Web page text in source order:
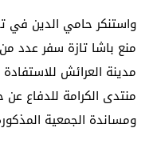
واستنكر حامي الدين في
منع باشا تازة سفر عدد
مدينة العرائش
منتدى الكرامة للدفاع
ومساندة الجمعية